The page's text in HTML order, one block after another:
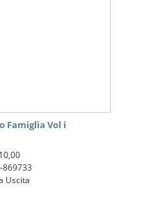
Famiglia Vol i
869733
Uscita